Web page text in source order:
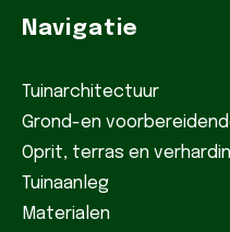
Navigatie
Tuinarchitectuur
Grond-en
Oprit, terras en
Tuinaanleg
Materialen